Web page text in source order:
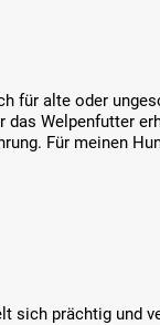
für alte oder
Welpenfutter
Für meinen
sich prächtig und